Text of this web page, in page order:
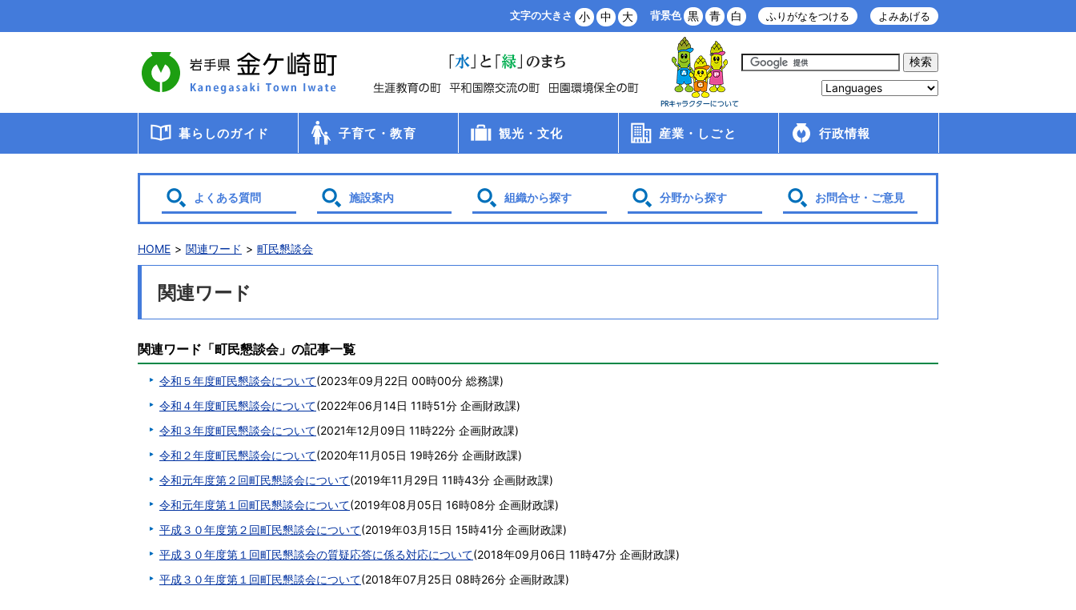
動
文字の大きさ 小 中 大 背景色 黒 青 白 ふりがなをつける よみあげる
暮らしのガイド 子育て・教育
保育
観光・文化 産業・しごと 行政情報
よくある質問 施設案内 組織から探す 分野から探す お問合せ・ご意見
HOME 関連ワード 町民懇談会
関連ワード
関連ワード「町民懇談会」の記事一覧
令和５年度町民懇談会について(2023年09月22日 00時00分 総務課)
令和４年度町民懇談会について(2022年06月14日 11時51分 企画財政課)
令和３年度町民懇談会について(2021年12月09日 11時22分 企画財政課)
令和２年度町民懇談会について(2020年11月05日 19時26分 企画財政課)
令和元年度第２回町民懇談会について(2019年11月29日 11時43分 企画財政課)
令和元年度第１回町民懇談会について(2019年08月05日 16時08分 企画財政課)
平成３０年度第２回町民懇談会について(2019年03月15日 15時41分 企画財政課)
平成３０年度第１回町民懇談会の質疑応答に係る対応について(2018年09月06日 11時47分 企画財政課)
平成３０年度第１回町民懇談会について(2018年07月25日 08時26分 企画財政課)